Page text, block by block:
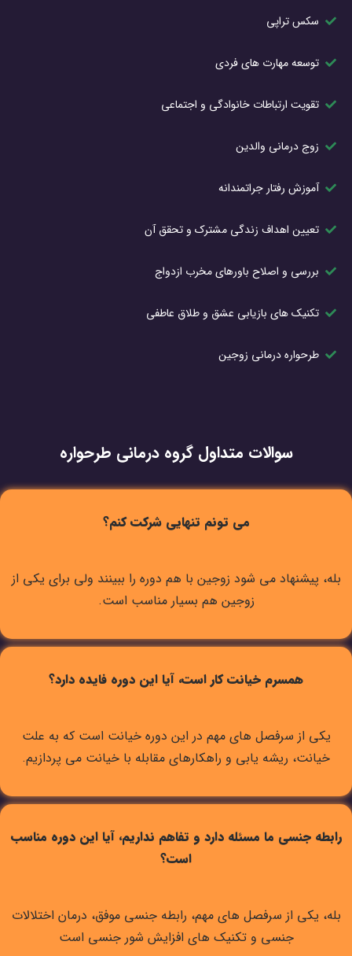
سکس تراپی
توسعه مهارت های فردی
تقویت ارتباطات خانوادگی و اجتماعی
زوج درمانی والدین
آموزش رفتار جراتمندانه
تعیین اهداف زندگی مشترک و تحقق آن
بررسی و اصلاح باورهای مخرب ازدواج
تکنیک های بازیابی عشق و طلاق عاطفی
طرحواره درمانی زوجین
سوالات متداول گروه درمانی طرحواره
می تونم تنهایی شرکت کنم؟
بله، پیشنهاد می شود زوجین با هم دوره را ببینند ولی برای یکی از
زوجین هم بسیار مناسب است.
همسرم خیانت کار است، آیا این دوره فایده دارد؟
یکی از سرفصل های مهم در این دوره خیانت است که به علت
خیانت، ریشه یابی و راهکارهای مقابله با خیانت می پردازیم.
رابطه جنسی ما مسئله دارد و تفاهم نداریم، آیا این دوره مناسب
است؟
بله، یکی از سرفصل های مهم، رابطه جنسی موفق، درمان اختلالات
جنسی و تکنیک های افزایش شور جنسی است